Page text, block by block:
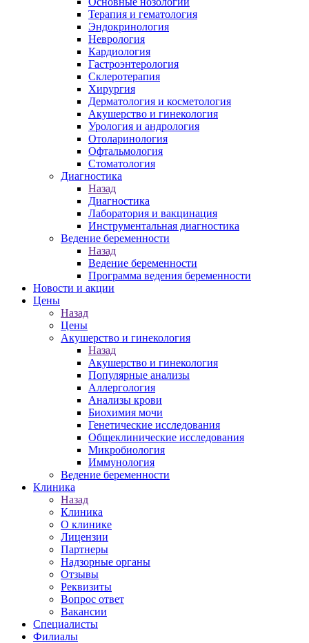
Терапия и гематология
Эндокринология
Неврология
Кардиология
Гастроэнтерология
Склеротерапия
Хирургия
Дерматология и косметология
Акушерство и гинекология
Урология и андрология
Отоларинология
Офтальмология
Стоматология
Диагностика
Назад
Диагностика
Лаборатория и вакцинация
Инструментальная диагностика
Ведение беременности
Назад
Ведение беременности
Программа ведения беременности
Новости и акции
Цены
Назад
Цены
Акушерство и гинекология
Назад
Акушерство и гинекология
Популярные анализы
Аллергология
Анализы крови
Биохимия мочи
Генетические исследования
Общеклинические исследования
Микробиология
Иммунология
Ведение беременности
Клиника
Назад
Клиника
О клинике
Лицензии
Партнеры
Надзорные органы
Отзывы
Реквизиты
Вопрос ответ
Вакансии
Специалисты
Филиалы